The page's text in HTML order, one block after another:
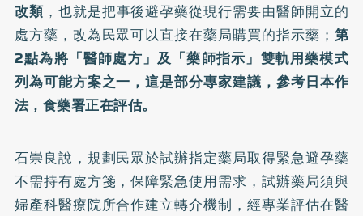
改類，也就是把事後避孕藥從現行需要由醫師開立的
處方藥，改為民眾可以直接在藥局購買的指示藥； 第
2點為將「醫師處方」及「藥師指示」雙軌用藥模式
列為可能方案之一，這是部分專家建議，參考日本作
法，食藥署正在評估。
石崇良說，規劃民眾於試辦指定藥局取得緊急避孕藥
不需持有處方箋，保障緊急使用需求，試辦藥局須與
婦產科醫療院所合作建立轉介機制，經專業評估在醫